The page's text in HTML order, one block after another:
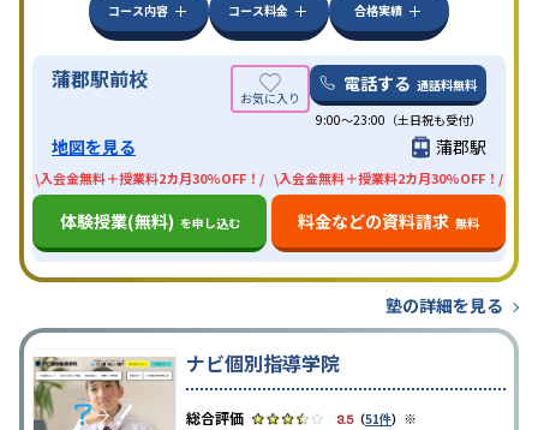
コース内容
コース料金 合格実績
蒲郡駅前校 電話する 通話料無料
9:00～23:00（土日祝も受付）
地図を見る 蒲郡駅
\入会金無料＋授業料2カ月30%OFF！/
体験授業(無料) を申し込む
\入会金無料＋授業料2カ月30%OFF！/
料金などの資料請求 無料
塾の詳細を見る
ナビ個別指導学院
3.5（51件） ※